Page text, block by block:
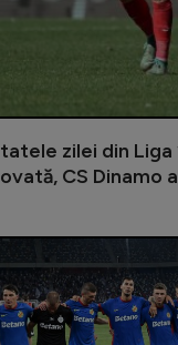
zilei din
CS Dinamo
noul